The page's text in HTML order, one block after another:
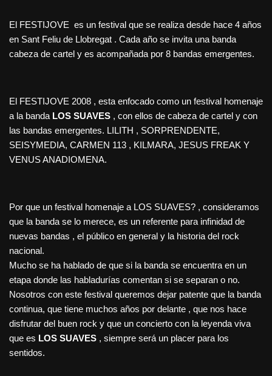
El FESTIJOVE es un festival que se realiza desde hace 4 años
en Sant Feliu de Llobregat . Cada año se invita una banda
cabeza de cartel y es acompañada por 8 bandas emergentes.
El FESTIJOVE 2008 , esta enfocado como un festival homenaje
a la banda LOS SUAVES , con ellos de cabeza de cartel y con
las bandas emergentes. LILITH , SORPRENDENTE,
SEISYMEDIA, CARMEN 113 , KILMARA, JESUS FREAK Y
VENUS ANADIOMENA.
Por que un festival homenaje a LOS SUAVES? , consideramos
que la banda se lo merece, es un referente para infinidad de
nuevas bandas , el público en general y la historia del rock
nacional.
Mucho se ha hablado de que si la banda se encuentra en un
etapa donde las habladurías comentan si se separan o no.
Nosotros con este festival queremos dejar patente que la banda
continua, que tiene muchos años por delante , que nos hace
disfrutar del buen rock y que un concierto con la leyenda viva
que es LOS SUAVES , siempre será un placer para los
sentidos.